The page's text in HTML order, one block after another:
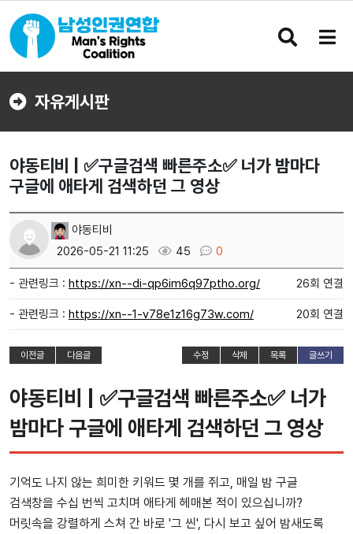
검
버
메
버
자유게시판
야동티비 | ✅구글검색 빠른주소✅ 너가 밤마다
구글에 애타게 검색하던 그 영상
야동티비
2026-05-21 11:25
45 0
- 관련링크 : https://xn--di-qp6im6q97ptho.org/ 26회 연결
- 관련링크 : https://xn--1-v78e1z16g73w.com/ 20회 연결
이전글 다음글 수정 삭제 목록 글쓰기
야동티비 | ✅구글검색 빠른주소✅ 너가
밤마다 구글에 애타게 검색하던 그 영상
기억도 나지 않는 희미한 키워드 몇 개를 쥐고, 매일 밤 구글
검색창을 수십 번씩 고치며 애타게 헤매본 적이 있으십니까?
머릿속을 강렬하게 스쳐 간 바로 '그 씬', 다시 보고 싶어 밤새도록